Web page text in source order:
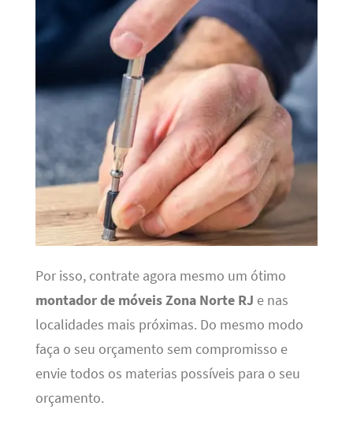
Por isso, contrate agora mesmo um ótimo
montador de móveis Zona Norte RJ e nas
localidades mais próximas. Do mesmo modo
faça o seu orçamento sem compromisso e
envie todos os materias possíveis para o seu
orçamento.